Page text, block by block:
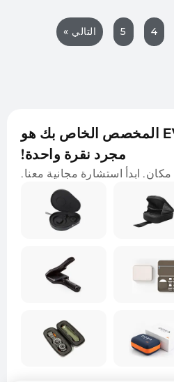
4
5 التالي »
مشروع حالة EVA المخصص الخاص بك هو
مجرد نقرة واحدة!
ابدأ استشارة مجانية معنا.